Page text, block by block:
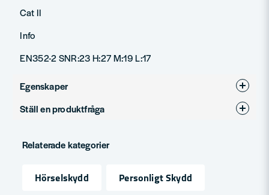
Cat II
Info
EN352-2 SNR:23 H:27 M:19 L:17
Egenskaper
Produkttyp
Ställ en produktfråga
Fråga oss något om denna produkten...
Relaterade kategorier
Hörselskydd
Personligt Skydd